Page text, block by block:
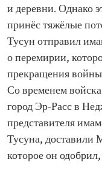
и деревни. Однако
принёс тяжёлые
Тусун отправил
о перемирии,
прекращения
Со временем
город Эр-Расс в
представителя
Тусуна, доставили
которое он